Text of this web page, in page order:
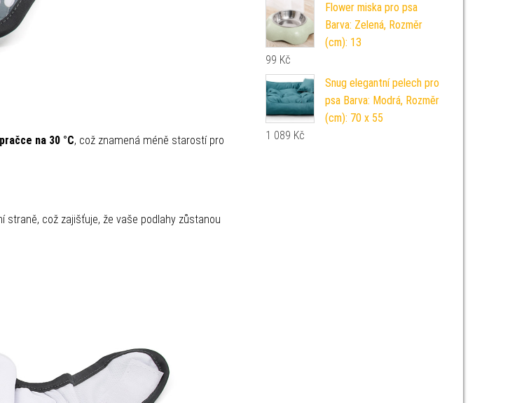
na 30 °C, což znamená méně starostí pro
straně, což zajišťuje, že vaše podlahy zůstanou
Flower miska pro psa
Barva: Zelená, Rozměr
(cm): 13
99 Kč
Snug elegantní pelech pro
psa Barva: Modrá, Rozměr
(cm): 70 x 55
1 089 Kč